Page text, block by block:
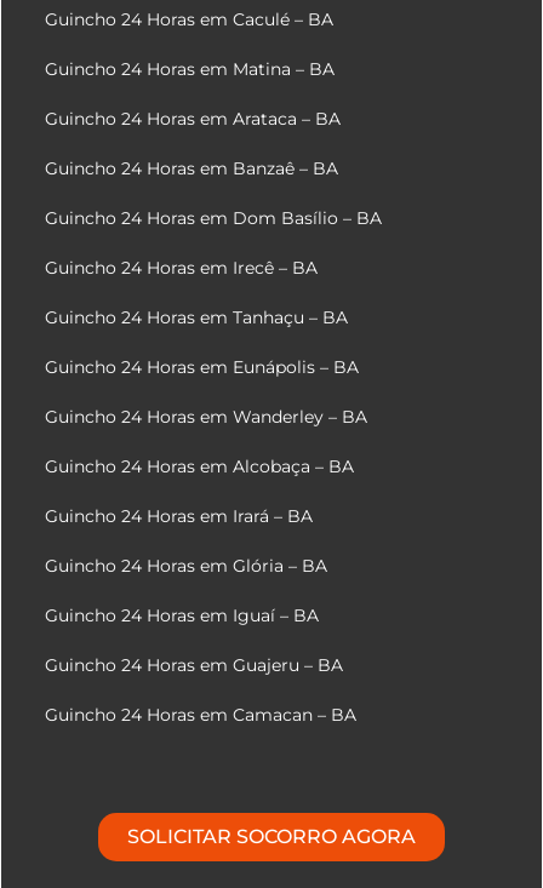
Guincho 24 Horas em Caculé – BA
Guincho 24 Horas em Matina – BA
Guincho 24 Horas em Arataca – BA
Guincho 24 Horas em Banzaê – BA
Guincho 24 Horas em Dom Basílio – BA
Guincho 24 Horas em Irecê – BA
Guincho 24 Horas em Tanhaçu – BA
Guincho 24 Horas em Eunápolis – BA
Guincho 24 Horas em Wanderley – BA
Guincho 24 Horas em Alcobaça – BA
Guincho 24 Horas em Irará – BA
Guincho 24 Horas em Glória – BA
Guincho 24 Horas em Iguaí – BA
Guincho 24 Horas em Guajeru – BA
Guincho 24 Horas em Camacan – BA
SOLICITAR SOCORRO AGORA